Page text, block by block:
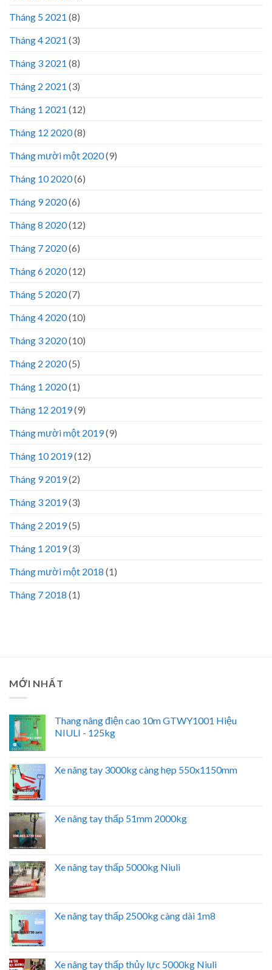
Tháng 5 2021 (8)
Tháng 4 2021 (3)
Tháng 3 2021 (8)
Tháng 2 2021 (3)
Tháng 1 2021 (12)
Tháng 12 2020(8)
Tháng mười một 2020(9)
Tháng 10 2020(6)
Tháng 9 2020(6)
Tháng 8 2020(12)
Tháng 7 2020(6)
Tháng 6 2020(12)
Tháng 5 2020(7)
Tháng 4 2020(10)
Tháng 3 2020(10)
Tháng 2 2020(5)
Tháng 1 2020(1)
Tháng 12 2019(9)
Tháng mười một 2019(9)
Tháng 10 2019(12)
Tháng 9 2019(2)
Tháng 3 2019(3)
Tháng 2 2019(5)
Tháng 1 2019(3)
Tháng mười một 2018 (1)
Tháng 7 2018 (1)
MỚI NHẤT
Thang nâng điện cao 10m GTWY1001 Hiệu
NIULI - 125kg
Xe nâng tay 3000kg càng hẹp 550x1150mm
Xe nâng tay thấp 51mm 2000kg
Xe nâng tay thấp 5000kg Niuli
Xe nâng tay thấp 2500kg càng dài 1m8
Xe nâng tay thấp thủy lực 5000kg Niuli